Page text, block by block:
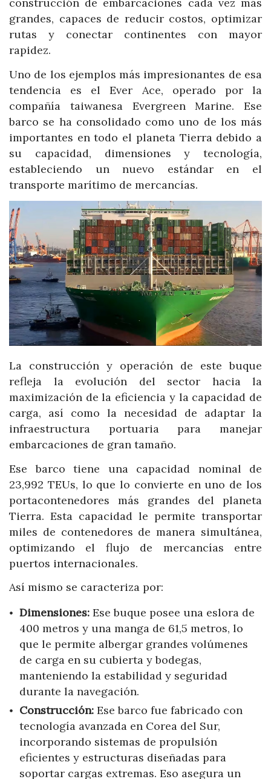
grandes, capaces de reducir costos, optimizar
rutas y conectar continentes con mayor
rapidez.
Uno de los ejemplos más impresionantes de esa
tendencia es el Ever Ace, operado por la
compañía taiwanesa Evergreen Marine. Ese
barco se ha consolidado como uno de los más
importantes en todo el planeta Tierra debido a
su capacidad, dimensiones y tecnología,
estableciendo un nuevo estándar en el
transporte marítimo de mercancías.
La construcción y operación de este buque
refleja la evolución del sector hacia la
maximización de la eficiencia y la capacidad de
carga, así como la necesidad de adaptar la
infraestructura portuaria para manejar
embarcaciones de gran tamaño.
Ese barco tiene una capacidad nominal de
23,992 TEUs, lo que lo convierte en uno de los
portacontenedores más grandes del planeta
Tierra. Esta capacidad le permite transportar
miles de contenedores de manera simultánea,
optimizando el flujo de mercancías entre
puertos internacionales.
Así mismo se caracteriza por:
Dimensiones: Ese buque posee una eslora de
400 metros y una manga de 61,5 metros, lo
que le permite albergar grandes volúmenes
de carga en su cubierta y bodegas,
manteniendo la estabilidad y seguridad
durante la navegación.
Construcción: Ese barco fue fabricado con
tecnología avanzada en Corea del Sur,
incorporando sistemas de propulsión
eficientes y estructuras diseñadas para
soportar cargas extremas. Eso asegura un